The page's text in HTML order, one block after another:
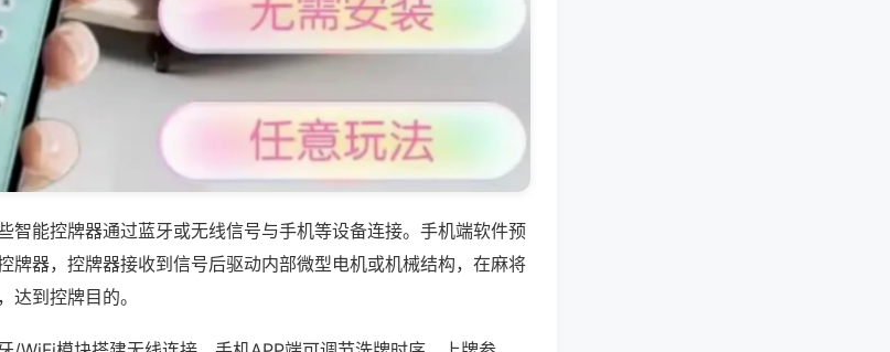
智能控牌器通过蓝牙或无线信号与手机等设备连接。手机端软件预
牌器，控牌器接收到信号后驱动内部微型电机或机械结构，在麻将
达到控牌目的。